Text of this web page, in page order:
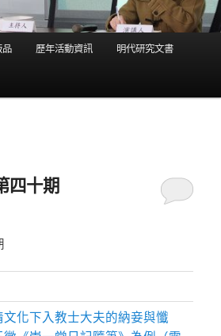
品 歷年活動資訊 明代研究文書
四十期
文化下入教士大夫的納妾與懺